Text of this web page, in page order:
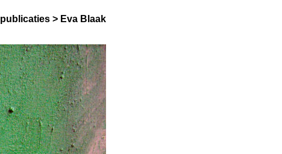
publicaties > Eva Blaak